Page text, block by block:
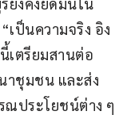
เป็นความจริง อิง
เตรียมสานต่อ
าชุมชน และส่ง
ณประโยชน์ต่าง ๆ